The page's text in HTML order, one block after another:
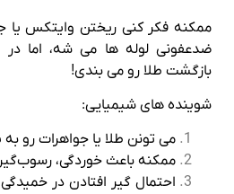
ممکنه فکر کنی ریختن وایتکس
ضدعفونی لوله‌ ها می‌ شه، اما در
بازگشت طلا رو می‌ بندی!
شوینده‌ های شیمیایی:
می‌ تونن طلا یا جواهرات رو به
ممکنه باعث خوردگی،
احتمال گیر افتادن در خمیدگی‌